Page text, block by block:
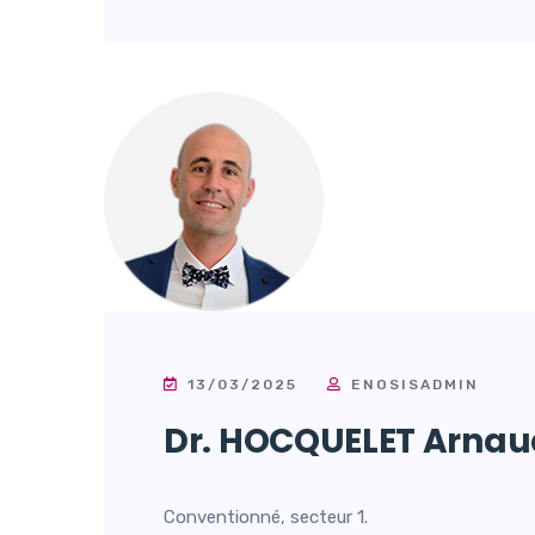
13/03/2025 ENOSISADMIN
Dr. HOCQUELET
Conventionné, secteur 1.